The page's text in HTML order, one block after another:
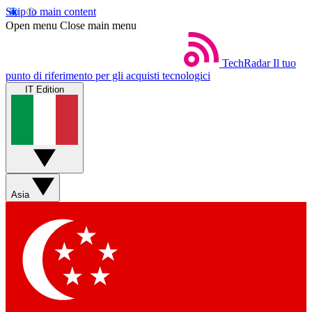
Skip to main content
Open menu Close main menu
TechRadar Il tuo
punto di riferimento per gli acquisti tecnologici
IT Edition
Asia